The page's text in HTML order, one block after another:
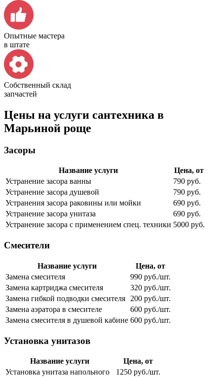
Опытные мастера
в штате
Собственный склад
запчастей
Цены на услуги сантехника в
Марьиной роще
Засоры
Название услуги
Цена, от
Устранение засора ванны
790 руб.
Устранение засора душевой
790 руб.
Устранения засора раковины или мойки
690 руб.
Устранение засора унитаза
690 руб.
Устранение засора с применением спец. техники 5000 руб.
Смесители
Название услуги
Цена, от
Замена смесителя
990 руб./шт.
Замена картриджа смесителя
320 руб./шт.
Замена гибкой подводки смесителя
200 руб./шт.
Замена аэратора в смесителе
600 руб./шт.
Замена смесителя в душевой кабине 600 руб./шт.
Установка унитазов
Название услуги
Цена, от
Установка унитаза напольного
1250 руб./шт.